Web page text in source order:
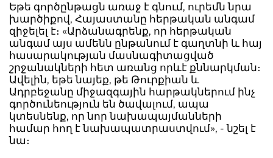
Եթե գործընթացն առաջ է գնում, ուրեմն նրա
խարծիքով, Հայաստանը հերթական անգամ
զիջելել է։ «Արձանագրենք, որ հերթական
անգամ այս ամենն ընթանում է գաղտնի և հայ
հասարակության մասնագիտացված
շրջանակների հետ առանց որևէ քննարկման։
Ավելին, եթե նայեք, թե Թուրքիան և
Ադրբեջանը միջազգային հարթակներում ինչ
գործունեություն են ծավալում, ապա
կտեսնենք, որ նոր նախապայմանների
համար հող է նախապատրաստվում», - նշել է
նա։